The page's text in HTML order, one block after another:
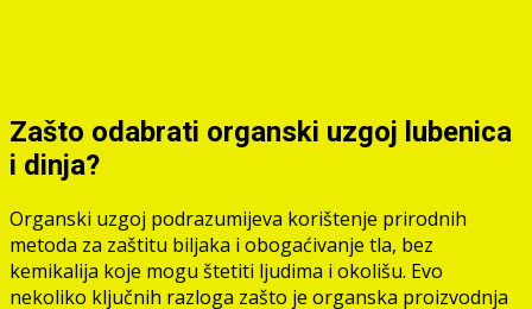
Zašto odabrati organski uzgoj lubenica
i dinja?
Organski uzgoj podrazumijeva korištenje prirodnih
metoda za zaštitu biljaka i obogaćivanje tla, bez
kemikalija koje mogu štetiti ljudima i okolišu. Evo
nekoliko ključnih razloga zašto je organska proizvodnja